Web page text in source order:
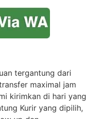
tergantung dari
maximal jam
kirimkan di hari yang
Kurir yang dipilih,